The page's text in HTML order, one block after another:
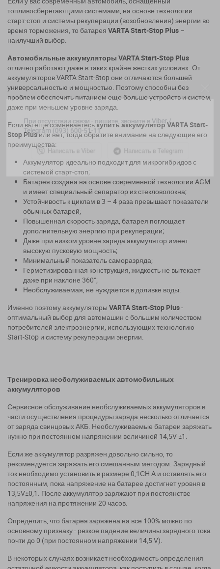
топливосберегающими системами, на основе технологии
старт-стоп и системы рекуперации (возобновления) энергии во
время торможения, то батарея VARTA Start-Stop Plus –
наилучший выбор.
Автомобильные аккумуляторы VARTA Start-Stop Plus
отлично работают даже в таких крайне жестких условиях. От
аккумуляторов VARTA Start-Stop они отличаются большей
универсальностью и мощностью. Поэтому способны без
проблем обеспечить питанием еще больше устройств и систем,
даже при меньшем уровне заряда.
Если вы еще сомневаетеськупить аккумулятор VARTA Start-
Stop Plusили нет, тогда обратите внимание на следующие его
преимущества:
Аккумулятор идеально подходит для микрогибридов с
системой старт-стоп;
Батарея создана на основе современной технологии AGM
и имеет специальный сепаратор из стекловолокна;
Устойчивость к циклам в 3 – 4 раза превышает показатели
обычных батарей;
Повышенная скорость заряда, батарея поглощает
дополнительную энергию при рекуперации;
Даже при низком уровне заряда аккумулятор имеет
высокую пусковую мощность;
Минимальный показатель саморазряда;
Герметизированная конструкция, жидкость не вытекает
даже при наклоне 360°;
Необслуживаемая, не нуждается в доливке воды.
Именно поэтому аккумуляторы VARTA Start-Stop Plus-
оптимальный выбор для автомашин с большим количеством
потребителей электроэнергии, использующих технологию
Start-Stop и систему рекуперации энергии.
Тренировка необслуживаемых автомобильных
аккумуляторов
Сервисное обслуживание необслуживаемых аккумуляторов в
части осуществления процедуры заряда несколько отличается
от заряда свинцовых АКБ. Необслуживаемые батареи заряжать
нужно при постоянном напряжении величиной 14,5V±1.
Если же аккумулятор разряжен довольно сильно, то
рекомендуется заряжать его смешанным методом. Зарядный
ток необходимо установить в размере 0,1СН А и оставлять его
постоянным, пока напряжение на батарее достигнет уровня в
13,5V±0,1 . После аккумулятор заряжают при постоянстве
напряжения на протяжении 20 часов.
Определить, что батарея заряжена на все 100% можно по
основному признаку - резкое падение величины зарядного тока
почти до 0 (при постоянном напряжении 14,5V).
В некоторых случаях возникает необходимость определения
При отсутствии связи - пишите, звоните в Viber /
Telegram (093) 600-51-11
Написать в Viber